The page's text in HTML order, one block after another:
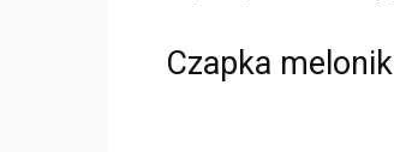
Czapka melonik